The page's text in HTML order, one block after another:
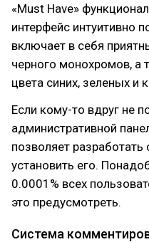
«Must Have»
интерфейс интуитивно
включает в себя
черного монохромов, а
цвета синих, зеленых и
Если кому-то вдруг не
административной
позволяет
установить его.
0.0001% всех
это предусмотреть.
Система